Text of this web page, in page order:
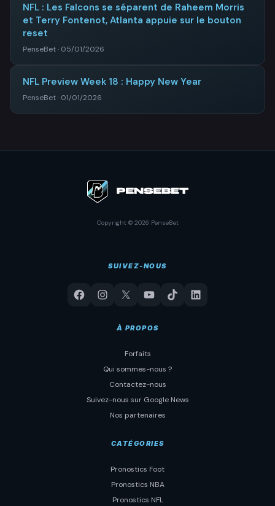
NFL : Les Falcons se séparent de Raheem Morris
et Terry Fontenot, Atlanta appuie sur le bouton
reset
PenseBet · 05/01/2026
NFL Preview Week 18 : Happy New Year
PenseBet · 01/01/2026
Copyright © 2026 PenseBet
SUIVEZ-NOUS
À PROPOS
Forfaits
Qui sommes-nous ?
Contactez-nous
Suivez-nous sur Google News
Nos partenaires
CATÉGORIES
Pronostics Foot
Pronostics NBA
Pronostics NFL